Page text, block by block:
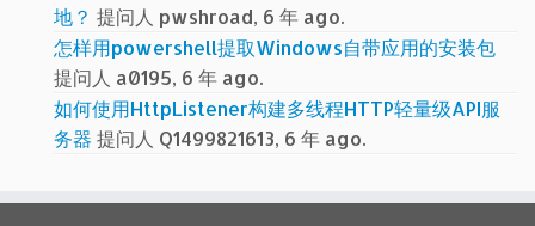
地？ 提问人 pwshroad, 6 年 ago.
怎样用powershell提取Windows自带应用的安装包
提问人 a0195, 6 年 ago.
如何使用HttpListener构建多线程HTTP轻量级API服
务器 提问人 Q1499821613, 6 年 ago.